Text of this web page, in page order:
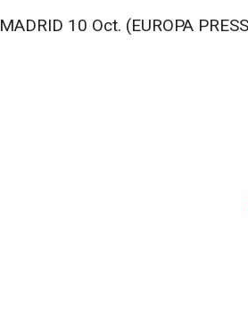
MADRID 10 Oct. (EUROPA